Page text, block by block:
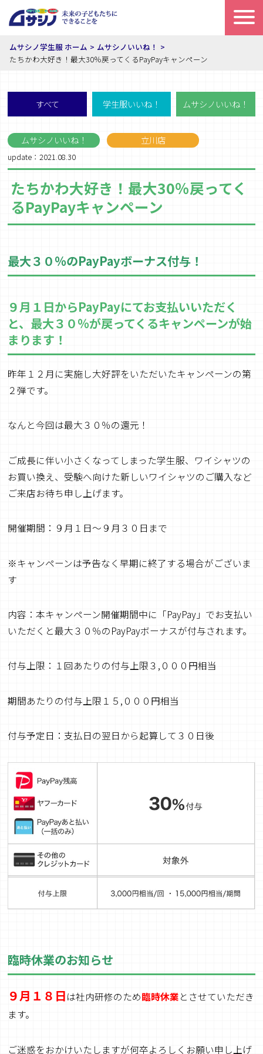
ムサシノ学生服 ホーム
ムサシノいいね！
たちかわ大好き！最大30％戻ってくるPayPayキャンペーン
すべて 学生服いいね！ ムサシノいいね！
ムサシノいいね！ 立川店
update：2021.08.30
たちかわ大好き！最大30％戻ってく
るPayPayキャンペーン
最大３０％のPayPayボーナス付与！
９月１日からPayPayにてお支払いいただく
と、最大３０％が戻ってくるキャンペーンが始
まります！
昨年１２月に実施し大好評をいただいたキャンペーンの第
２弾です。
なんと今回は最大３０％の還元！
ご成長に伴い小さくなってしまった学生服、ワイシャツの
お買い換え、受験へ向けた新しいワイシャツのご購入など
ご来店お待ち申し上げます。
開催期間：９月１日～９月３０日まで
※キャンペーンは予告なく早期に終了する場合がございま
す
内容：本キャンペーン開催期間中に「PayPay」でお支払い
いただくと最大３０％のPayPayボーナスが付与されます。
付与上限：１回あたりの付与上限３,０００円相当
期間あたりの付与上限１５,０００円相当
付与予定日：支払日の翌日から起算して３０日後
臨時休業のお知らせ
９月１８日は社内研修のため臨時休業とさせていただき
ます。
ご迷惑をおかけいたしますが何卒よろしくお願い申し上げ